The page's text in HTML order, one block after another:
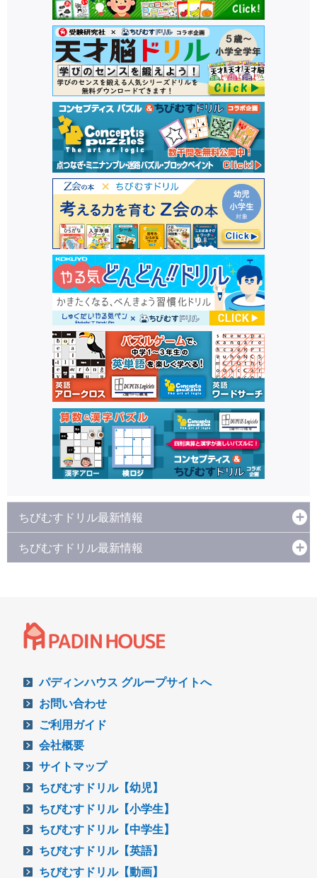
ちびむすドリル最新情報
ちびむすドリル最新情報
パディンハウス グループサイトへ
お問い合わせ
ご利用ガイド
会社概要
サイトマップ
ちびむすドリル【幼児】
ちびむすドリル【小学生】
ちびむすドリル【中学生】
ちびむすドリル【英語】
ちびむすドリル【動画】